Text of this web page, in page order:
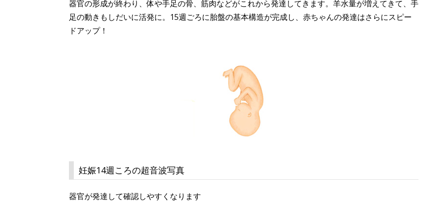
器官の形成が終わり、体や手足の骨、筋肉などがこれから発達してきます。羊水量が増えてきて、手
足の動きもしだいに活発に。15週ごろに胎盤の基本構造が完成し、赤ちゃんの発達はさらにスピー
ドアップ！
妊娠14週ころの超音波写真
器官が発達して確認しやすくなります